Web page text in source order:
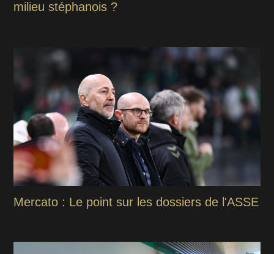
milieu stéphanois ?
Mercato : Le point sur les dossiers de l'ASSE